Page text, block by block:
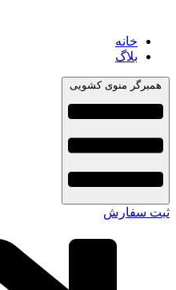
خانه
بلاگ
همبرگر منوی کشویی
ثبت سفارش